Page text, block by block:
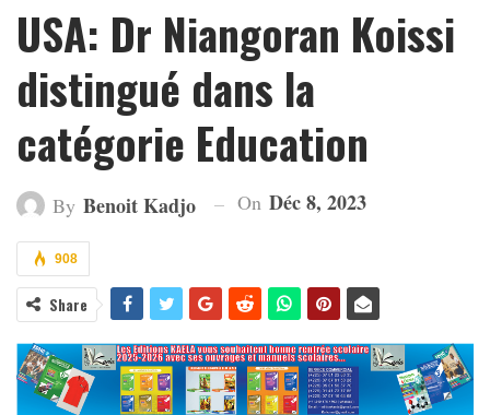
USA: Dr Niangoran Koissi
distingué dans la
catégorie Education
By Benoit Kadjo On Déc 8, 2023
908
Share